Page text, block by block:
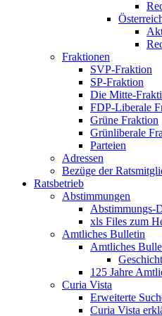
Fraktionen
SVP-Fraktion
SP-Fraktion
Die Mitte-
FDP-Liberale
Grüne Fraktion
Grünliberale
Parteien
Adressen
Bezüge der
Ratsbetrieb
Abstimmungen
Abstimmungs-
xls Files zum
Amtliches Bulletin
Amtliches
125 Jahre
Curia Vista
Erweiterte
Curia Vista